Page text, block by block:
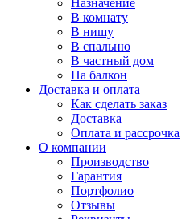
Назначение
В комнату
В нишу
В спальню
В частный дом
На балкон
Доставка и оплата
Как сделать заказ
Доставка
Оплата и рассрочка
О компании
Производство
Гарантия
Портфолио
Отзывы